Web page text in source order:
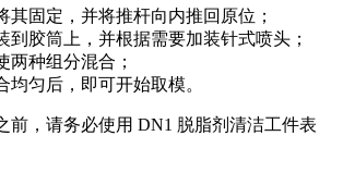
其固定，并将推杆向内推回原位；
到胶筒上，并根据需要加装针式喷头；
两种组分混合；
均匀后，即可开始取模。
前，请务必使用 DN1 脱脂剂清洁工件表